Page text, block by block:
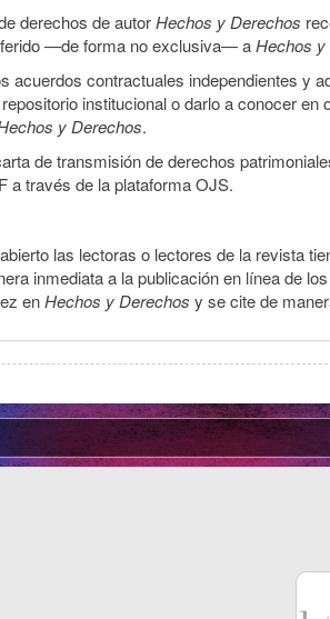
derechos de autorHechos y Derechos
—de forma no exclusiva— aHechos y
acuerdos contractuales independientes y
institucional o darlo a conocer
y Derechos.
de transmisión de derechos
a través de la plataforma OJS.
las lectoras o lectores de la revista
inmediata a la publicación en línea de
enHechos y Derechos y se cite de